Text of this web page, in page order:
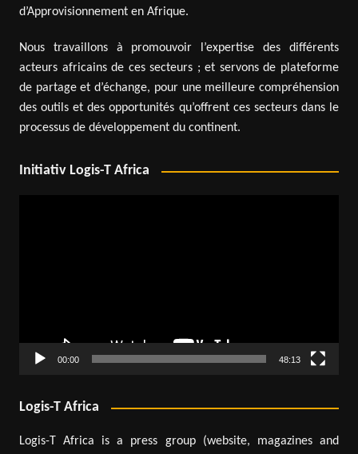
d’Approvisionnement en Afrique.
Nous travaillons à promouvoir l’expertise des différents
acteurs africains de ces secteurs ; et servons de plateforme
de partage et d’échange, pour une meilleure compréhension
des outils et des opportunités qu’offrent ces secteurs dans le
processus de développement du continent.
Initiativ Logis-T Africa
00:00 48:13
Logis-T Africa
Logis-T Africa is a press group (website, magazines and